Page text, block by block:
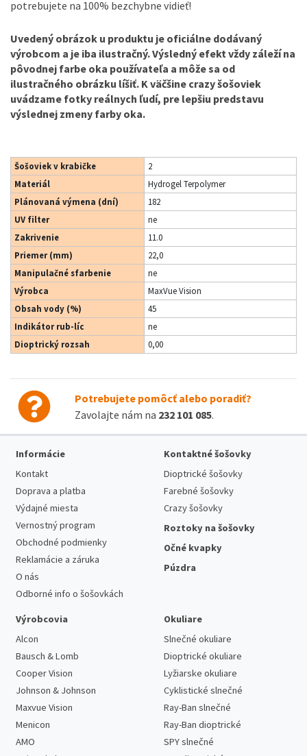
potrebujete na 100% bezchybne vidieť!
Uvedený obrázok u produktu je oficiálne dodávaný
výrobcom a je iba ilustračný. Výsledný efekt vždy záleží na
pôvodnej farbe oka používateľa a môže sa od
ilustračného obrázku líšiť. K väčšine crazy šošoviek
uvádzame fotky reálnych ľudí, pre lepšiu predstavu
výslednej zmeny farby oka.
Šošoviek v krabičke
2
Materiál
Hydrogel Terpolymer
Plánovaná výmena (dní)
182
UV filter
ne
Zakrivenie
11.0
Priemer (mm)
22,0
Manipulačné sfarbenie
ne
Výrobca
MaxVue Vision
Obsah vody (%)
45
Indikátor rub-líc
ne
Dioptrický rozsah
0,00
Potrebujete pomôcť alebo poradiť?
Zavolajte nám na 232 101 085.
Informácie
Kontakt
Doprava a platba
Výdajné miesta
Vernostný program
Obchodné podmienky
Reklamácie a záruka
O nás
Odborné info o šošovkách
Kontaktné šošovky
Dioptrické šošovky
Farebné šošovky
Crazy šošovky
Roztoky na šošovky
Očné kvapky
Púzdra
Výrobcovia
Alcon
Bausch & Lomb
Cooper Vision
Johnson & Johnson
Maxvue Vision
Menicon
AMO
Okuliare
Slnečné okuliare
Dioptrické okuliare
Lyžiarske okuliare
Cyklistické slnečné
Ray-Ban slnečné
Ray-Ban dioptrické
SPY slnečné